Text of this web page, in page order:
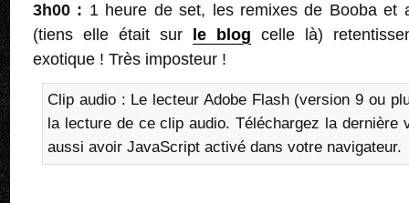
3h00 : 1 heure de set, les remixes de Booba et
(tiens elle était sur
le blog celle là)
exotique ! Très imposteur !
Clip audio : Le lecteur Adobe Flash (version 9 ou
la lecture de ce clip audio. Téléchargez la dernière
aussi avoir JavaScript activé dans votre navigateur.